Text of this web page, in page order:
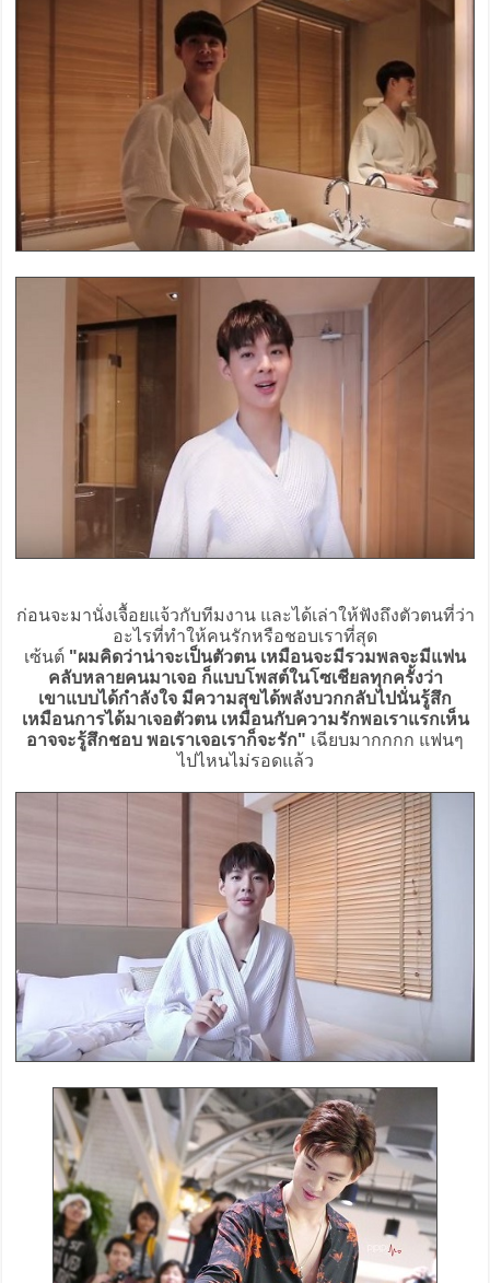
ก่อนจะมานั่งเจื้อยแจ้วกับทีมงาน และได้เล่าให้ฟังถึงตัวตนที่ว่า
อะไรที่ทำให้คนรักหรือชอบเราที่สุด
เซ้นต์ "ผมคิดว่าน่าจะเป็นตัวตน เหมือนจะมีรวมพลจะมีแฟน
คลับหลายคนมาเจอ ก็แบบโพสต์ในโซเชียลทุกครั้งว่า
เขาแบบได้กำลังใจ มีความสุขได้พลังบวกกลับไปนั่นรู้สึก
เหมือนการได้มาเจอตัวตน เหมือนกับความรักพอเราแรกเห็น
อาจจะรู้สึกชอบ พอเราเจอเราก็จะรัก" เฉียบมากกกก แฟนๆ
ไปไหนไม่รอดแล้ว